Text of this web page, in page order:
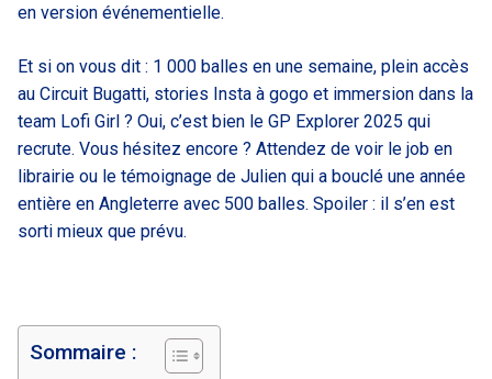
en version événementielle.
Et si on vous dit : 1 000 balles en une semaine, plein accès
au Circuit Bugatti, stories Insta à gogo et immersion dans la
team Lofi Girl ? Oui, c’est bien le GP Explorer 2025 qui
recrute. Vous hésitez encore ? Attendez de voir le job en
librairie ou le témoignage de Julien qui a bouclé une année
entière en Angleterre avec 500 balles. Spoiler : il s’en est
sorti mieux que prévu.
Sommaire :